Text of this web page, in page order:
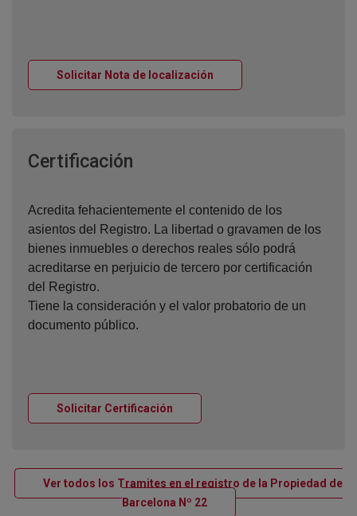
Solicitar Nota de localización
Certificación
Acredita fehacientemente el contenido de los
asientos del Registro. La libertad o gravamen de los
bienes inmuebles o derechos reales sólo podrá
acreditarse en perjuicio de tercero por certificación
del Registro.
Tiene la consideración y el valor probatorio de un
documento público.
Solicitar Certificación
Ver todos los Tramites en el registro de la Propiedad de
Barcelona Nº 22Ventana nueva